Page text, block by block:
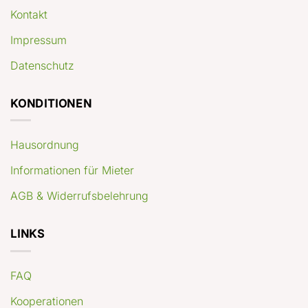
Kontakt
Impressum
Datenschutz
KONDITIONEN
Hausordnung
Informationen für Mieter
AGB & Widerrufsbelehrung
LINKS
FAQ
Kooperationen